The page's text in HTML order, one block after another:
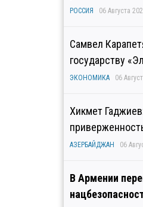
РОССИЯ 06 Августа
Самвел
государству
ЭКОНОМИКА 06
Хикмет
АЗЕРБАЙДЖАН 06
В Армении